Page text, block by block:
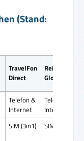
(Stand:
TravelFon
Direct
ReiseSIM
Global SIM
Telefon &
Internet
Telefon &
Internet
SIM (3in1) SIM (3in1)